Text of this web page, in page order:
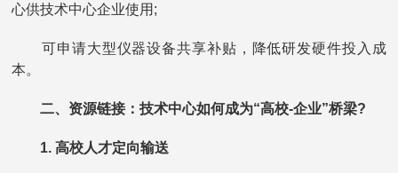
心供技术中心企业使用;
可申请大型仪器设备共享补贴，降低研发硬件投入成
本。
二、资源链接：技术中心如何成为“高校-企业”桥梁?
1. 高校人才定向输送